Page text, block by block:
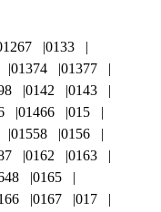
0133
01374
01377
0142
0143
01466
015
01558
0156
0162
0163
0165
0167
017